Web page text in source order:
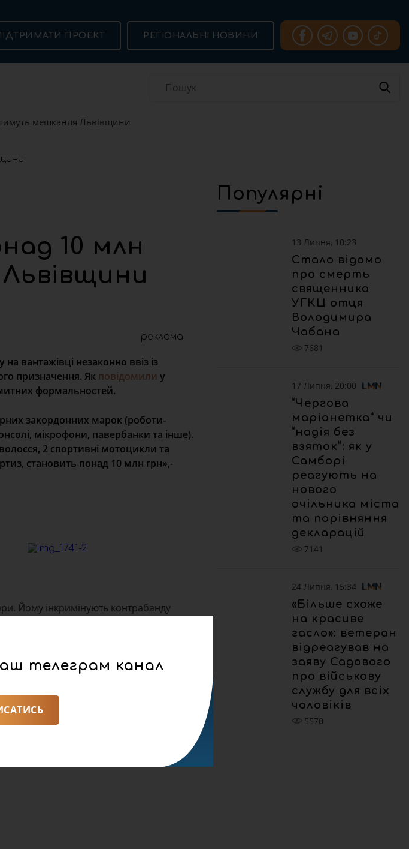
ПРОЕКТ РЕГІОНАЛЬНІ НОВИНИ
мешканця Львівщини
10 млн
реклама
вантажівці незаконно ввіз із
призначення. Як повідомили у
митних формальностей.
закордонних марок (роботи-
мікрофони, павербанки та інше).
2 спортивні мотоцикли та
становить понад 10 млн грн»,-
Йому інкримінують контрабанду
Популярні
13 Липня, 10:23
Стало відомо
про смерть
священника
УГКЦ отця
Володимира
Чабана
7681
17 Липня, 20:00
“Чергова
маріонетка” чи
“надія без
взяток”: як у
Самборі
реагують на
нового
очільника міста
та порівняння
декларацій
7141
24 Липня, 15:34
«Більше схоже
на красиве
гасло»: ветеран
відреагував на
заяву Садового
про військову
службу для всіх
чоловіків
5570
телеграм канал